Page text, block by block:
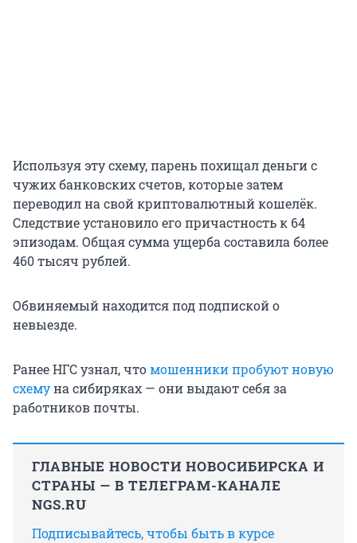
Используя эту схему, парень похищал деньги с
чужих банковских счетов, которые затем
переводил на свой криптовалютный кошелёк.
Следствие установило его причастность к 64
эпизодам. Общая сумма ущерба составила более
460 тысяч рублей.
Обвиняемый находится под подпиской о
невыезде.
Ранее НГС узнал, чтомошенники пробуют новую
схемуна сибиряках — они выдают себя за
работников почты.
ГЛАВНЫЕ НОВОСТИ НОВОСИБИРСКА И
СТРАНЫ — В ТЕЛЕГРАМ-КАНАЛЕ
NGS.RU
Подписывайтесь, чтобы быть в курсе